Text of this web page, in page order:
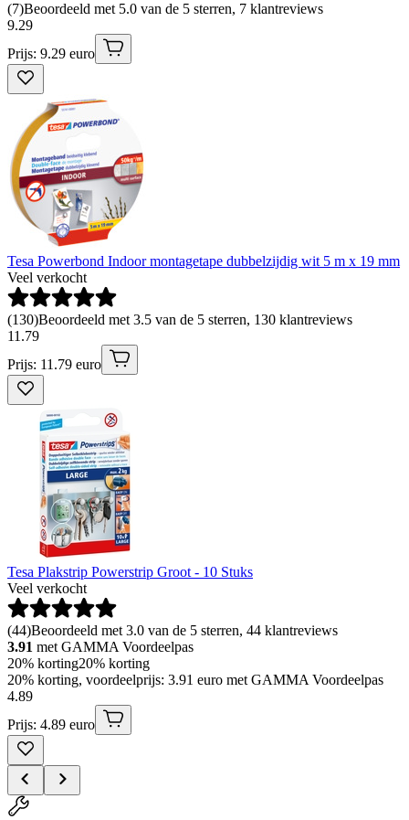
(7)Beoordeeld met 5.0 van de 5 sterren, 7 klantreviews
9.29
Prijs: 9.29 euro
Tesa Powerbond Indoor montagetape dubbelzijdig wit 5 m x 19 mm
Veel verkocht
(130)Beoordeeld met 3.5 van de 5 sterren, 130 klantreviews
11.79
Prijs: 11.79 euro
Tesa Plakstrip Powerstrip Groot - 10 Stuks
Veel verkocht
(44)Beoordeeld met 3.0 van de 5 sterren, 44 klantreviews
3.91 met GAMMA Voordeelpas
20% korting20% korting
20% korting, voordeelprijs: 3.91 euro met GAMMA Voordeelpas
4.89
Prijs: 4.89 euro